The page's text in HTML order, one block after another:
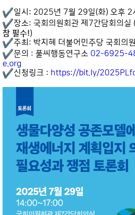
일시: 2025년 7월 29일(화) 오후 2
장소: 국회의원회관 제7간담회의실 (
참 필수!)
주최: 박지혜 더불어민주당 국회의
문의 : 풀씨행동연구소 02-6925-
e.org
신청링크 : https://bit.ly/